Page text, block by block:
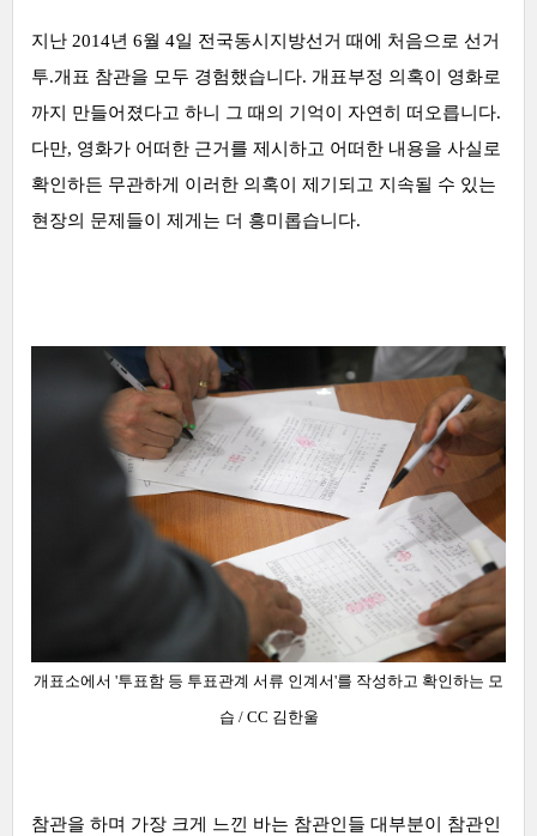
지난 2014년 6월 4일 전국동시지방선거 때에 처음으로 선거
투.개표 참관을 모두 경험했습니다. 개표부정 의혹이 영화로
까지 만들어졌다고 하니 그 때의 기억이 자연히 떠오릅니다.
다만, 영화가 어떠한 근거를 제시하고 어떠한 내용을 사실로
확인하든 무관하게 이러한 의혹이 제기되고 지속될 수 있는
현장의 문제들이 제게는 더 흥미롭습니다.
개표소에서 '투표함 등 투표관계 서류 인계서'를 작성하고 확인하는 모
습 / CC 김한울
참관을 하며 가장 크게 느낀 바는 참관인들 대부분이 참관인